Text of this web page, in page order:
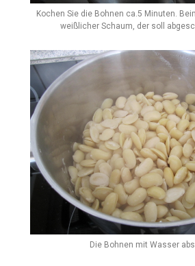
Kochen Sie die Bohnen ca.5 Minuten.
weißlicher Schaum, der soll
Die Bohnen mit Wasser